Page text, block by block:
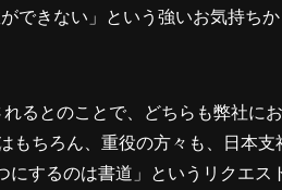
できない」という強いお気持ち
るとのことで、どちらも弊社に
もちろん、重役の方々も、日本
するのは書道」というリクエス